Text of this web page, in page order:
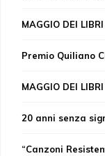
MAGGIO DEI
Premio Quiliano
MAGGIO DEI
20 anni senza
“Canzoni